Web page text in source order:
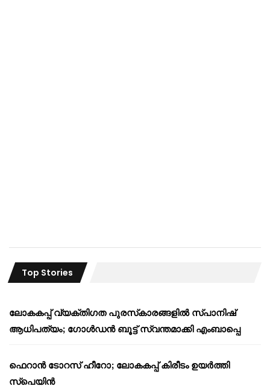
Top Stories
ലോകകപ്പ് വ്യക്തിഗത പുരസ്‌കാരങ്ങളിൽ സ്പാനിഷ്
ആധിപത്യം; ഗോൾഡൻ ബൂട്ട് സ്വന്തമാക്കി എംബാപ്പെ
ഫെറാൻ ടോറസ് ഹീറോ; ലോകകപ്പ് കിരീടം ഉയർത്തി
സ്പെയിൻ